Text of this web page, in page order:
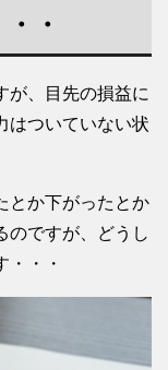
・
が、目先の損益に
はついていない状
とか下がったとか
のですが、どうし
・・・